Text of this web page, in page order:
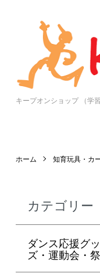
キープオンショップ （学
ホーム 知育玩具・カ
カテゴリー
ダンス応援グッ
ズ・運動会・